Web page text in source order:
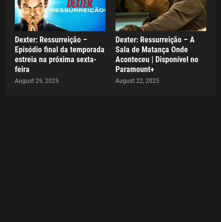
Dexter: Ressurreição –
Episódio final da temporada
estreia na próxima sexta-
feira
August 29, 2025
Dexter: Ressurreição – A
Sala de Matança Onde
Aconteceu | Disponível no
Paramount+
August 22, 2025